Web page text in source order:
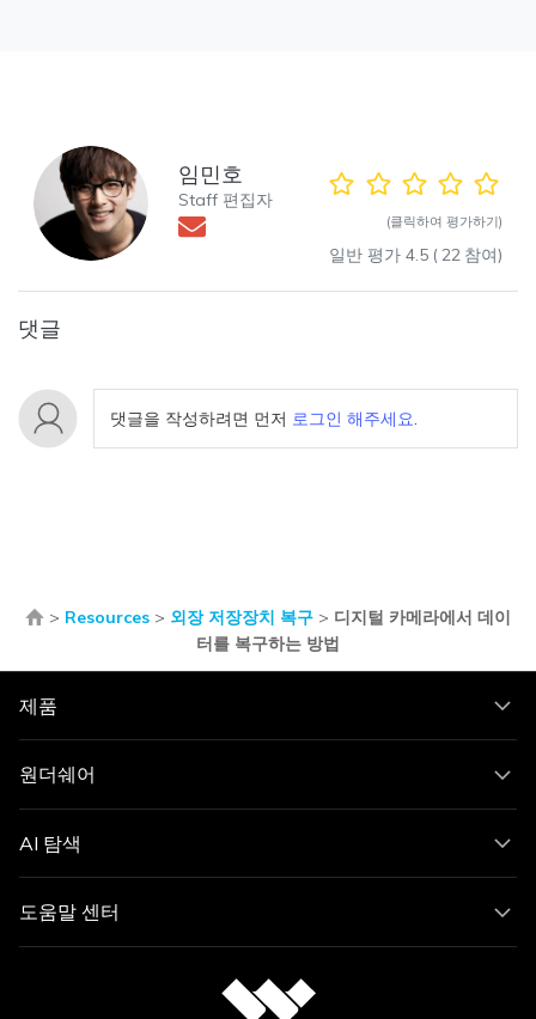
임민호
Staff 편집자
(클릭하여 평가하기)
일반 평가 4.5 (22 참여)
댓글
댓글을 작성하려면 먼저 로그인 해주세요.
> Resources > 외장 저장장치 복구 > 디지털 카메라에서 데이
터를 복구하는 방법
제품
원더쉐어
AI 탐색
도움말 센터